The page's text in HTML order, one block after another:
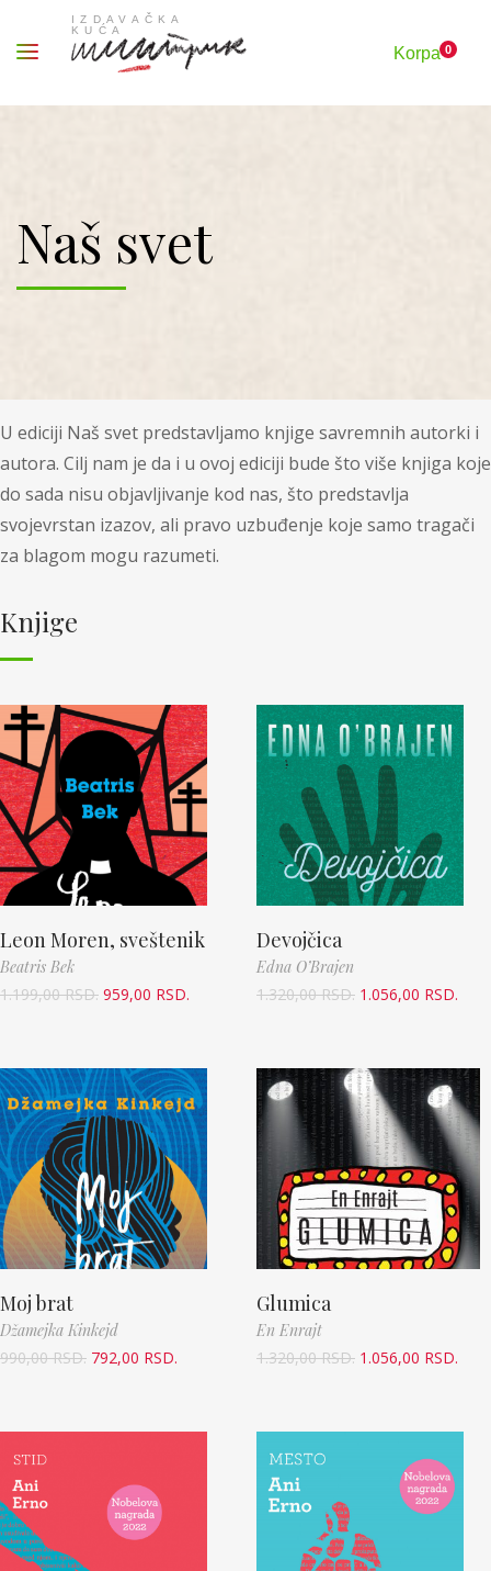
Korpa0
Naš svet
U ediciji Naš svet predstavljamo knjige savremnih autorki i
autora. Cilj nam je da i u ovoj ediciji bude što više knjiga koje
do sada nisu objavljivanje kod nas, što predstavlja
svojevrstan izazov, ali pravo uzbuđenje koje samo tragači
za blagom mogu razumeti.
Knjige
Leon Moren, sveštenik
Beatris Bek
1.199,00RSD. 959,00 RSD.
Devojčica
Edna O’Brajen
1.320,00RSD. 1.056,00 RSD.
Moj brat
Džamejka Kinkejd
990,00RSD. 792,00 RSD.
Glumica
En Enrajt
1.320,00RSD. 1.056,00 RSD.